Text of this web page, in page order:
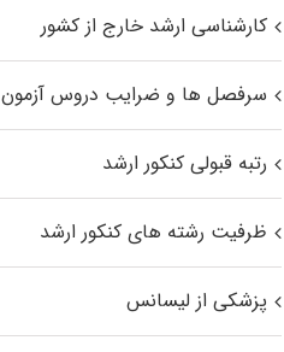
کارشناسی ارشد خارج از کشور
سرفصل ها و ضرایب دروس آزمون
رتبه قبولی کنکور ارشد
ظرفیت رشته های کنکور ارشد
پزشکی از لیسانس